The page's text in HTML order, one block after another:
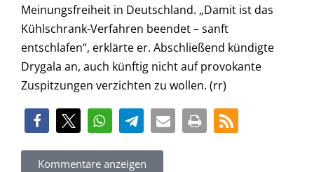
Meinungsfreiheit in Deutschland. „Damit ist das
Kühlschrank-Verfahren beendet – sanft
entschlafen“, erklärte er. Abschließend kündigte
Drygala an, auch künftig nicht auf provokante
Zuspitzungen verzichten zu wollen. (rr)
Kommentare anzeigen